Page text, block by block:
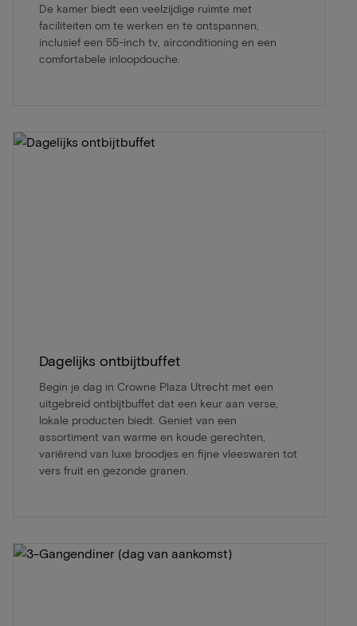
De kamer biedt een veelzijdige ruimte met
faciliteiten om te werken en te ontspannen,
inclusief een 55-inch tv, airconditioning en een
comfortabele inloopdouche.
Dagelijks ontbijtbuffet
Begin je dag in Crowne Plaza Utrecht met een
uitgebreid ontbijtbuffet dat een keur aan verse,
lokale producten biedt. Geniet van een
assortiment van warme en koude gerechten,
variërend van luxe broodjes en fijne vleeswaren tot
vers fruit en gezonde granen.